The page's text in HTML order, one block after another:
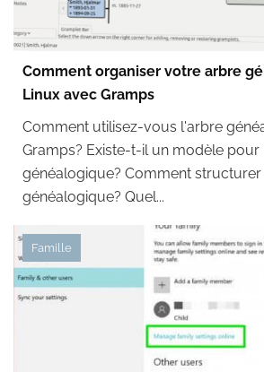
Comment organiser votre arbre
Linux avec Gramps
Comment utilisez-vous l'arbre
Gramps? Existe-t-il un modèle pour
généalogique? Comment
généalogique? Quel...
Famille